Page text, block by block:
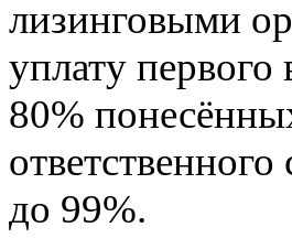
лизинговыми
уплату
80%
до 99%.